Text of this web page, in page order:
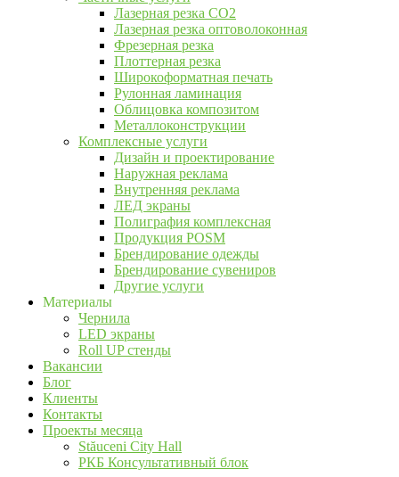
Лазерная резка CO2
Лазерная резка оптоволоконная
Фрезерная резка
Плоттерная резка
Широкоформатная печать
Рулонная ламинация
Облицовка композитом
Металлоконструкции
Комплексные услуги
Дизайн и проектирование
Наружная реклама
Внутренняя реклама
ЛЕД экраны
Полиграфия комплексная
Продукция POSM
Брендирование одежды
Брендирование сувениров
Другие услуги
Материалы
Чернила
LED экраны
Roll UP стенды
Вакансии
Блог
Клиенты
Контакты
Проекты месяца
Stăuceni City Hall
РКБ Консультативный блок